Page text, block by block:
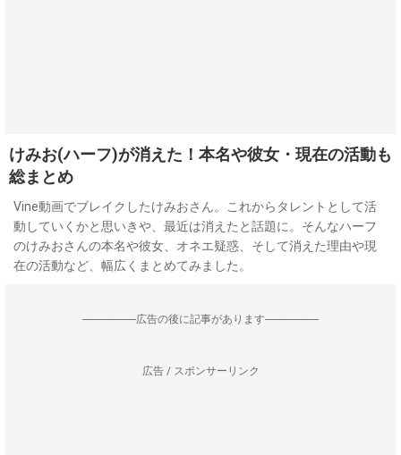
けみお(ハーフ)が消えた！本名や彼女・現在の活動も
総まとめ
Vine動画でブレイクしたけみおさん。これからタレントとして活
動していくかと思いきや、最近は消えたと話題に。そんなハーフ
のけみおさんの本名や彼女、オネエ疑惑、そして消えた理由や現
在の活動など、幅広くまとめてみました。
--------------------広告の後に記事があります--------------------
広告 / スポンサーリンク